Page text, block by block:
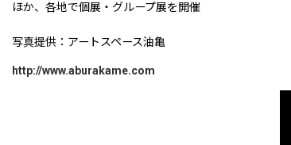
ほか、各地で個展・グループ展を開催
写真提供：アートスペース油亀
http://www.aburakame.com